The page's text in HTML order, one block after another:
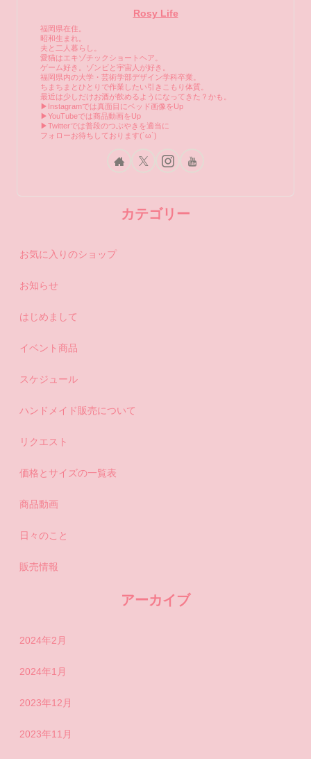
Rosy Life
福岡県在住。
昭和生まれ。
夫と二人暮らし。
愛猫はエキゾチックショートヘア。
ゲーム好き。ゾンビと宇宙人が好き。
福岡県内の大学・芸術学部デザイン学科卒業。
ちまちまとひとりで作業したい引きこもり体質。
最近は少しだけお酒が飲めるようになってきた？かも。
▶Instagramでは真面目にベッド画像をUp
▶YouTubeでは商品動画をUp
▶Twitterでは普段のつぶやきを適当に
フォローお待ちしております(´ω`)
カテゴリー
お気に入りのショップ
お知らせ
はじめまして
イベント商品
スケジュール
ハンドメイド販売について
リクエスト
価格とサイズの一覧表
商品動画
日々のこと
販売情報
アーカイブ
2024年2月
2024年1月
2023年12月
2023年11月